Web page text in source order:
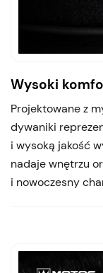
Wysoki
Projektowane z
dywaniki
i wysoką jakość
nadaje wnętrzu
i nowoczesny